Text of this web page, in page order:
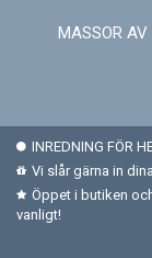
MASSOR AV
INREDNING FÖR
Vi slår gärna in
Öppet i butiken
vanligt!